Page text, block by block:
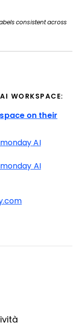
consistent across
WORKSPACE:
on their
AI
AI